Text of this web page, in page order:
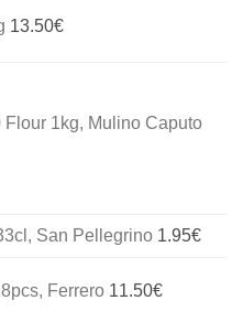
13.50€
Flour 1kg, Mulino Caputo
San Pellegrino 1.95€
Ferrero 11.50€